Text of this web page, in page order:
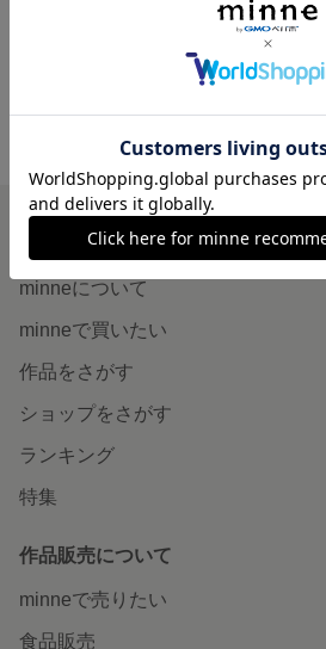
MAMA-FLOWER'S GALLERY
minneを知る
minneについて
minneで買いたい
作品をさがす
ショップをさがす
ランキング
特集
作品販売について
minneで売りたい
食品販売